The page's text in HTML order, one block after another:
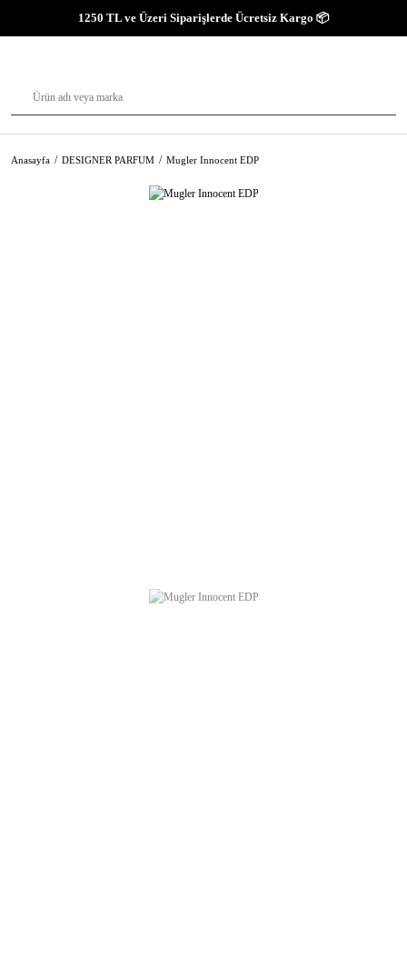
1250 TL ve Üzeri Siparişlerde Ücretsiz Kargo 📦
Anasayfa DESIGNER PARFUM Mugler Innocent EDP